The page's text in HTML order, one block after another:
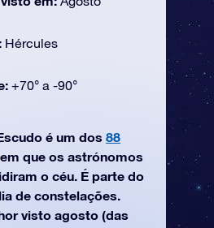
Hércules
+70° a -90°
é um dos 88
em que os astrónomos
o céu. É parte do
de constelações.
visto agosto (das